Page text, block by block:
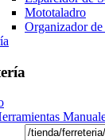
Mototaladro
Organizador